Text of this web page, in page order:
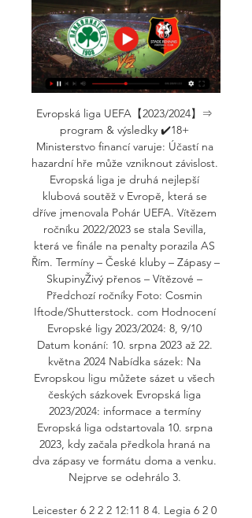
Evropská liga UEFA【2023/2024】⇒
program & výsledky ✔️18+
Ministerstvo financí varuje: Účastí na
hazardní hře může vzniknout závislost.
Evropská liga je druhá nejlepší
klubová soutěž v Evropě, která se
dříve jmenovala Pohár UEFA. Vítězem
ročníku 2022/2023 se stala Sevilla,
která ve finále na penalty porazila AS
Řím. Termíny – České kluby – Zápasy –
SkupinyŽivý přenos – Vítězové –
Předchozí ročníky Foto: Cosmin
Iftode/Shutterstock. com Hodnocení
Evropské ligy 2023/2024: 8, 9/10
Datum konání: 10. srpna 2023 až 22.
května 2024 Nabídka sázek: Na
Evropskou ligu můžete sázet u všech
českých sázkovek Evropská liga
2023/2024: informace a termíny
Evropská liga odstartovala 10. srpna
2023, kdy začala předkola hraná na
dva zápasy ve formátu doma a venku.
Nejprve se odehrálo 3.
Leicester 6 2 2 2 12:11 8 4. Legia 6 2 0